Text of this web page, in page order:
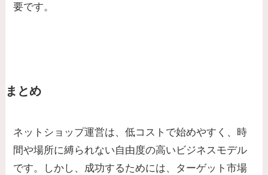
要です。
まとめ
ネットショップ運営は、低コストで始めやすく、時
間や場所に縛られない自由度の高いビジネスモデル
です。しかし、成功するためには、ターゲット市場